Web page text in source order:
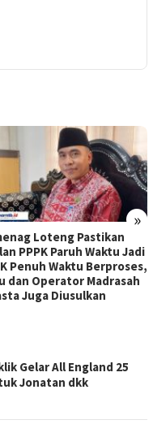
»
Loteng Pastikan
PPPK Paruh Waktu Jadi
Penuh Waktu Berproses,
dan Operator Madrasah
Juga Diusulkan
Gelar All England 25
Jonatan dkk